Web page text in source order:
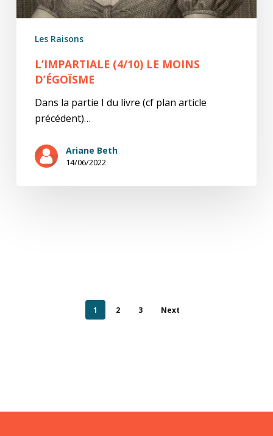
Les Raisons
L’IMPARTIALE (4/10) LE MOINS
D’ÉGOÏSME
Dans la partie I du livre (cf plan article
précédent)…
Ariane Beth
14/06/2022
1 2 3 Next